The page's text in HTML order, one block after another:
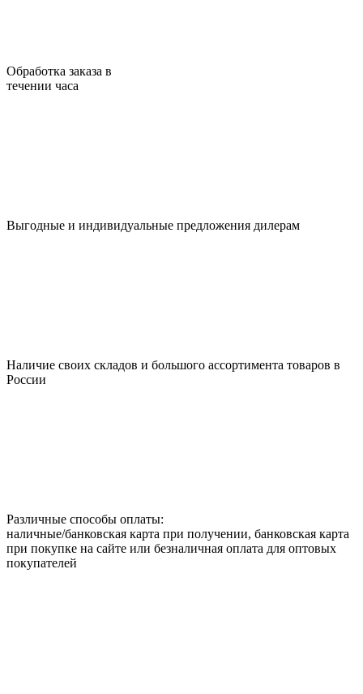
Обработка заказа в
течении часа
Выгодные и индивидуальные предложения дилерам
Наличие своих складов и большого ассортимента товаров в
России
Различные способы оплаты:
наличные/банковская карта при получении, банковская карта
при покупке на сайте или безналичная оплата для оптовых
покупателей